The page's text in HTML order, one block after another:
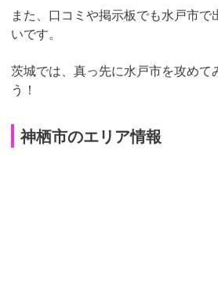
また、口コミや掲示板でも水戸市
いです。
茨城では、真っ先に水戸市を攻めて
う！
神栖市のエリア情報